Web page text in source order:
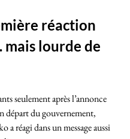
réaction
lourde de
seulement après l’annonce
départ du gouvernement,
a réagi dans un message aussi